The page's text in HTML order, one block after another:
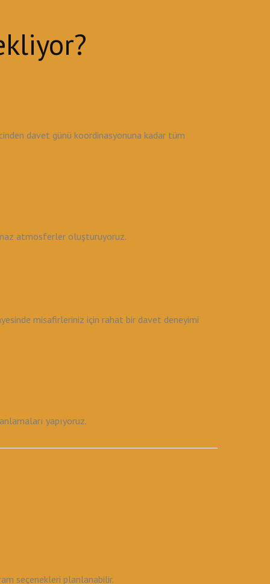
davet günü koordinasyonuna kadar tüm
atmosferler oluşturuyoruz.
misafirleriniz için rahat bir davet deneyimi
yapıyoruz.
seçenekleri planlanabilir.